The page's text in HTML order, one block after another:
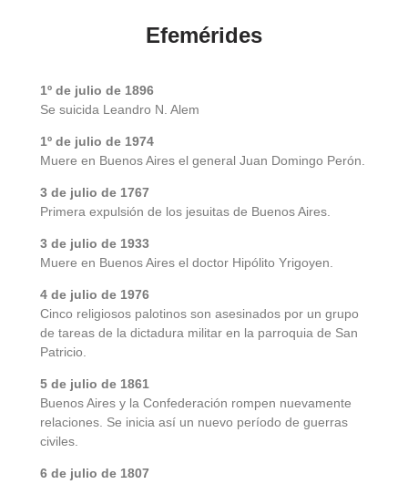
Efemérides
1º de julio de 1896
Se suicida Leandro N. Alem
1º de julio de 1974
Muere en Buenos Aires el general Juan Domingo Perón.
3 de julio de 1767
Primera expulsión de los jesuitas de Buenos Aires.
3 de julio de 1933
Muere en Buenos Aires el doctor Hipólito Yrigoyen.
4 de julio de 1976
Cinco religiosos palotinos son asesinados por un grupo
de tareas de la dictadura militar en la parroquia de San
Patricio.
5 de julio de 1861
Buenos Aires y la Confederación rompen nuevamente
relaciones. Se inicia así un nuevo período de guerras
civiles.
6 de julio de 1807